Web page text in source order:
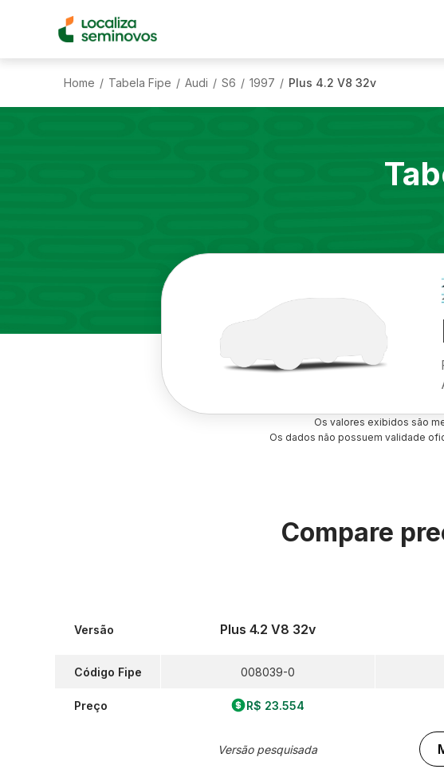
Home / Tabela Fipe / Audi / S6 / 1997 / Plus 4.2 V8 32v
Os valores exibidos são
Os dados não possuem validade
Compare
Versão
Código Fipe
Preço
Plus 4.2 V8 32v
008039-0
R$ 23.554
Versão pesquisada